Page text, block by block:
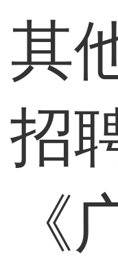
其
招
《